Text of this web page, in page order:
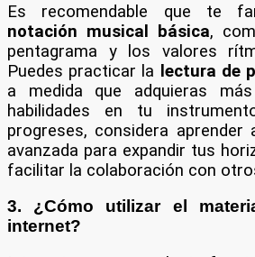
Es recomendable que te
notación musical básica,
pentagrama y los valores
Puedes practicar la lectura de
a medida que adquieras
habilidades en tu
progreses, considera aprender
avanzada para expandir tus
facilitar la colaboración con
3. ¿Cómo utilizar el
internet?